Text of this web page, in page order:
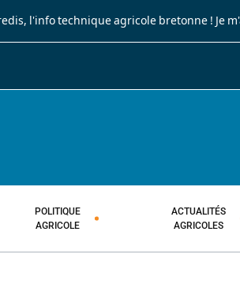
l'info technique agricole bretonne ! Je
POLITIQUE
AGRICOLE
ACTUALITÉS
AGRICOLES